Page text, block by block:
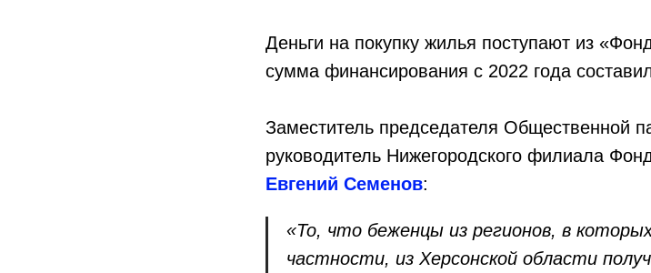
Деньги на покупку жилья поступают из
сумма финансирования с 2022 года
Заместитель председателя Общественной
руководитель Нижегородского филиала
Евгений Семенов:
«То, что беженцы из регионов, в
частности, из Херсонской области